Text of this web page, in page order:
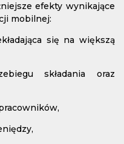
efekty wynikające
mobilnej:
się na większą
składania oraz